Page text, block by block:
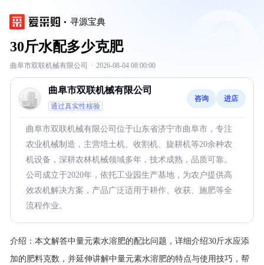
寻源宝典
30斤水配多少克肥
曲阜市双联机械有限公司 · 2026-08-04 08:00:00
曲阜市双联机械有限公司
通过真实性核验
咨询 进店
曲阜市双联机械有限公司位于山东省济宁市曲阜市，专注
农业机械制造，主营培土机、收割机、旋耕机等20余种农
机设备，深耕农林机械领域多年，技术成熟，品质可靠。
公司成立于2020年，依托工业园生产基地，为农户提供高
效农机解决方案，产品广泛适用于耕作、收获、施肥等全
流程作业。
介绍： 本文解答中量元素水溶肥的配比问题，详细介绍30斤水应添
加的肥料克数，并延伸讲解中量元素水溶肥的特点与使用技巧，帮